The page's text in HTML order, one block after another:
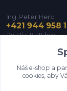
Ing. Peter Herc
+421 944 958
Po-Pia, 8-18 hod.
Náš e-shop a
cookies, aby